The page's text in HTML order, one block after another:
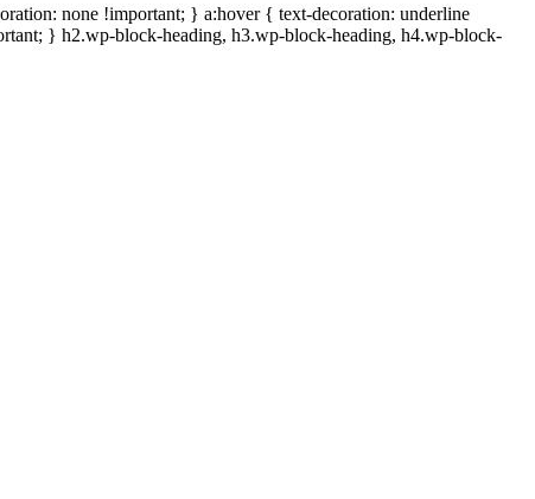
none !important; } a:hover { text-decoration: underline
} h2.wp-block-heading, h3.wp-block-heading, h4.wp-block-